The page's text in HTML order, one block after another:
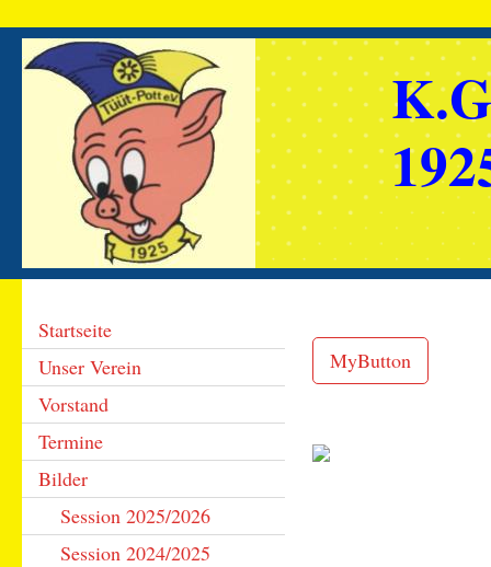
Startseite
Unser Verein
Vorstand
Termine
Bilder
Session 2025/2026
Session 2024/2025
MyButton